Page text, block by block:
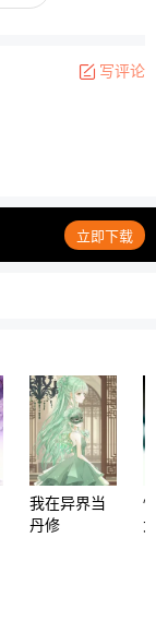
写评论
立即下载
我在异界当
丹修